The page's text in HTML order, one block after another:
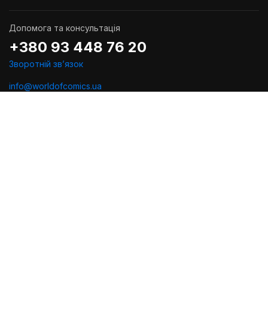
Допомога та консультація
+380 93 448 76 20
Зворотній звʼязок
info@worldofcomics.ua